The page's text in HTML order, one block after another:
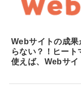
Webサイトの成果
らない？！ヒート
使えば、Webサイ
プでできることを